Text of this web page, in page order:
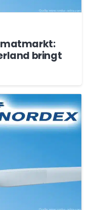
bringt